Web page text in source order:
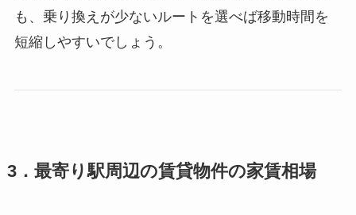
も、乗り換えが少ないルートを選べば移動時間を
短縮しやすいでしょう。
3．最寄り駅周辺の賃貸物件の家賃相場